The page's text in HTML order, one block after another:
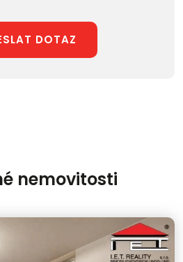
DOTAZ
nemovitosti